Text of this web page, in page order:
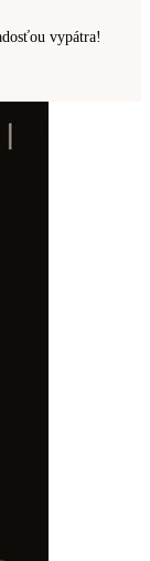
vypátra!